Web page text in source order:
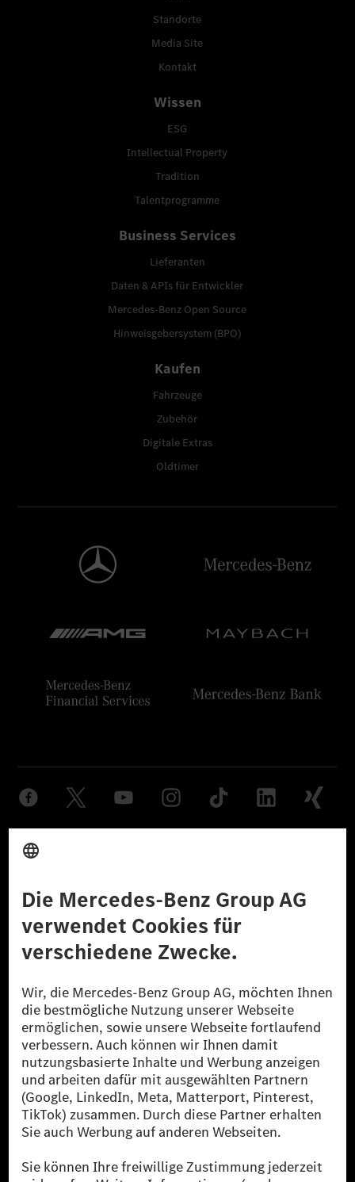
Standorte
Media Site
Kontakt
Wissen
ESG
Intellectual Property
Tradition
Talentprogramme
Business Services
Lieferanten
Daten & APIs für Entwickler
Mercedes-Benz Open Source
Hinweisgebersystem (BPO)
Kaufen
Fahrzeuge
Zubehör
Digitale Extras
Oldtimer
© 2026 Mercedes-Benz Group AG. Alle Rechte vorbehalten.
reduzierte CO₂-Emissionen bei der Mercedes-Benz Group durch
zertifizierte Ausgleichsprojekte kompensiert werden.
[2] Renewable Charging ist ein integraler Bestandteil von MB.CHARGE
Public in Europa, den USA, Kanada und China. Sofern an der jeweiligen
Ladestation noch kein Strom aus erneuerbaren Energien vorliegt,
verwendet Renewable Charging Grünstromzertifikate*. Diese stellen
sicher, dass für Ladevorgänge über MB.CHARGE Public eine äquivalente
Strommenge aus erneuerbaren Energien ins Stromnetz eingespeist wird.
Sie stammen ausschließlich aus Wind- und Solarkraftanlagen, die jünger
als sechs Jahre sind.
* Inkl. EKOenergy Ökolabel
* Die angegebenen Werte wurden nach dem vorgeschriebenen
Messverfahren WLTP (Worldwide harmonised Light vehicles Test